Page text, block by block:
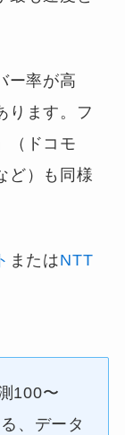
ー率が高
ります。フ
（ドコモ
ど）も同様
またはNTT
100〜
、データ